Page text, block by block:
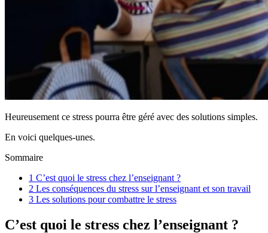
Heureusement ce stress pourra être géré avec des solutions simples.
En voici quelques-unes.
Sommaire
1 C’est quoi le stress chez l’enseignant ?
2 Les conséquences du stress sur l’enseignant et son travail
3 Les solutions pour combattre le stress
C’est quoi le stress chez l’enseignant ?